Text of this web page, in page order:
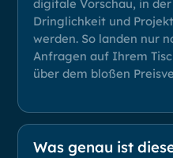
digitale Vorschau, in
Dringlichkeit und
werden. So landen nur
Anfragen auf Ihrem
über dem bloßen
Was genau ist